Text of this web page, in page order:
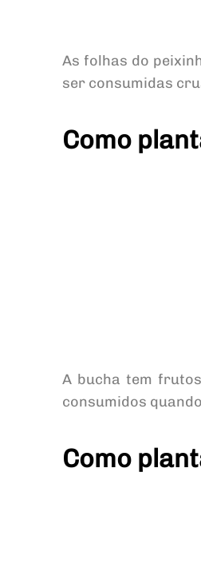
As folhas do
ser consumidas
Como
A bucha tem
consumidos
Como